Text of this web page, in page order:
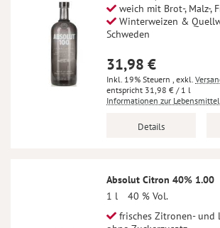
weich mit Brot-, Malz-,
Winterweizen &
Schweden
31,98 €
Inkl. 19% Steuern , exkl.
31,98 € / 1 l
Informationen zur
Details
Absolut Citron 40% 1.00
1 l
40 % Vol.
frisches Zitronen- und